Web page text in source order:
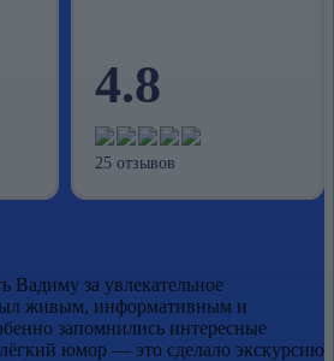
4.8
25 отзывов
Вадиму за увлекательное
живым, информативным и
запомнились интересные
юмор — это сделало экскурсию